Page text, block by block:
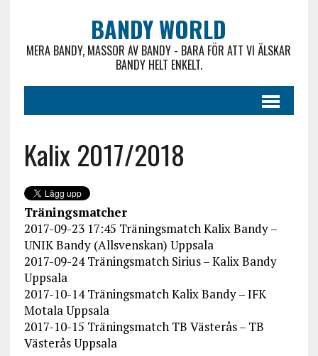
BANDY WORLD
MERA BANDY, MASSOR AV BANDY - BARA FÖR ATT VI ÄLSKAR
BANDY HELT ENKELT.
Kalix 2017/2018
Träningsmatcher
2017-09-23 17:45 Träningsmatch Kalix Bandy –
UNIK Bandy (Allsvenskan) Uppsala
2017-09-24 Träningsmatch Sirius – Kalix Bandy
Uppsala
2017-10-14 Träningsmatch Kalix Bandy – IFK
Motala Uppsala
2017-10-15 Träningsmatch TB Västerås – TB
Västerås Uppsala